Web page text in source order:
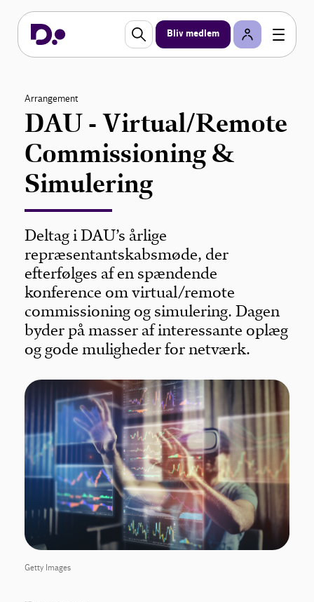
Bliv medlem
Arrangement
DAU - Virtual/Remote
Commissioning &
Simulering
Deltag i DAU’s årlige
repræsentantskabsmøde, der
efterfølges af en spændende
konference om virtual/remote
commissioning og simulering. Dagen
byder på masser af interessante oplæg
og gode muligheder for netværk.
Getty Images